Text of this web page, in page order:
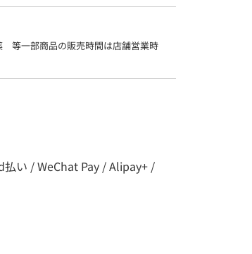
等一部商品の販売時間は店舗営業時
い / WeChat Pay / Alipay+ /